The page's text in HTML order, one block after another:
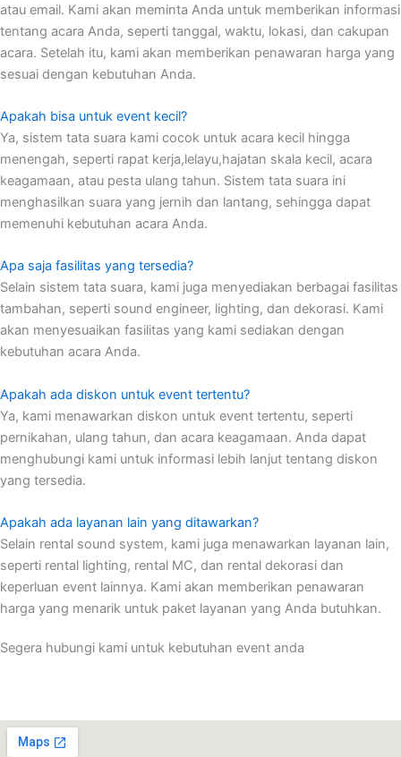
atau email. Kami akan meminta Anda untuk memberikan informasi
tentang acara Anda, seperti tanggal, waktu, lokasi, dan cakupan
acara. Setelah itu, kami akan memberikan penawaran harga yang
sesuai dengan kebutuhan Anda.
Apakah bisa untuk event kecil?
Ya, sistem tata suara kami cocok untuk acara kecil hingga
menengah, seperti rapat kerja,lelayu,hajatan skala kecil, acara
keagamaan, atau pesta ulang tahun. Sistem tata suara ini
menghasilkan suara yang jernih dan lantang, sehingga dapat
memenuhi kebutuhan acara Anda.
Apa saja fasilitas yang tersedia?
Selain sistem tata suara, kami juga menyediakan berbagai fasilitas
tambahan, seperti sound engineer, lighting, dan dekorasi. Kami
akan menyesuaikan fasilitas yang kami sediakan dengan
kebutuhan acara Anda.
Apakah ada diskon untuk event tertentu?
Ya, kami menawarkan diskon untuk event tertentu, seperti
pernikahan, ulang tahun, dan acara keagamaan. Anda dapat
menghubungi kami untuk informasi lebih lanjut tentang diskon
yang tersedia.
Apakah ada layanan lain yang ditawarkan?
Selain rental sound system, kami juga menawarkan layanan lain,
seperti rental lighting, rental MC, dan rental dekorasi dan
keperluan event lainnya. Kami akan memberikan penawaran
harga yang menarik untuk paket layanan yang Anda butuhkan.
Segera hubungi kami untuk kebutuhan event anda